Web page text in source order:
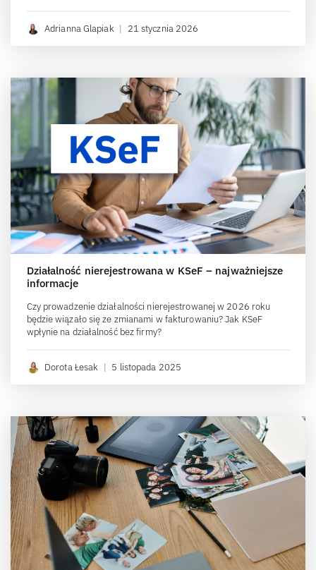
Adrianna Glapiak | 21 stycznia 2026
Działalność nierejestrowana w KSeF – najważniejsze
informacje
Czy prowadzenie działalności nierejestrowanej w 2026 roku
będzie wiązało się ze zmianami w fakturowaniu? Jak KSeF
wpłynie na działalność bez firmy?
Dorota Łesak | 5 listopada 2025